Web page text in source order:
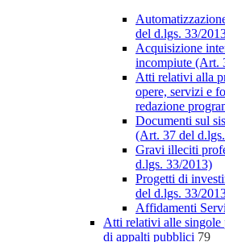
del d.lgs. 33/
Acquisizione
incompiute (Art.
Atti relativi alla
opere, servizi e
redazione
Documenti sul
(Art. 37 del
Gravi illeciti
d.lgs. 33/2013)
Progetti di
del d.lgs. 33/
Affidamenti
Atti relativi alle singole
di appalti pubblici 79